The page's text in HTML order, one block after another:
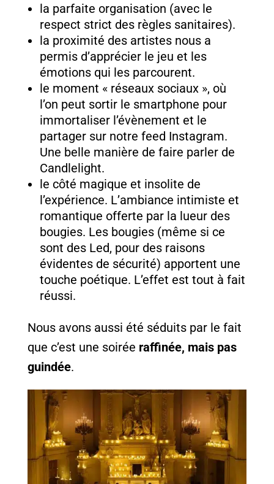
la parfaite organisation (avec le
respect strict des règles sanitaires).
la proximité des artistes nous a
permis d’apprécier le jeu et les
émotions qui les parcourent.
le moment « réseaux sociaux », où
l’on peut sortir le smartphone pour
immortaliser l’évènement et le
partager sur notre feed Instagram.
Une belle manière de faire parler de
Candlelight.
le côté magique et insolite de
l’expérience. L’ambiance intimiste et
romantique offerte par la lueur des
bougies. Les bougies (même si ce
sont des Led, pour des raisons
évidentes de sécurité) apportent une
touche poétique. L’effet est tout à fait
réussi.
Nous avons aussi été séduits par le fait
que c’est une soirée raffinée, mais pas
guindée.